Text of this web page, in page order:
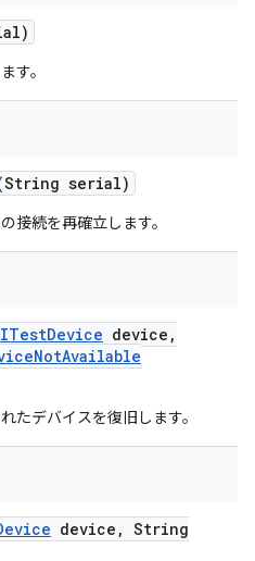
す。
serial)
接続を再確立します。
ITestDevice device ,
NotAvailable
たデバイスを復旧します。
device , String